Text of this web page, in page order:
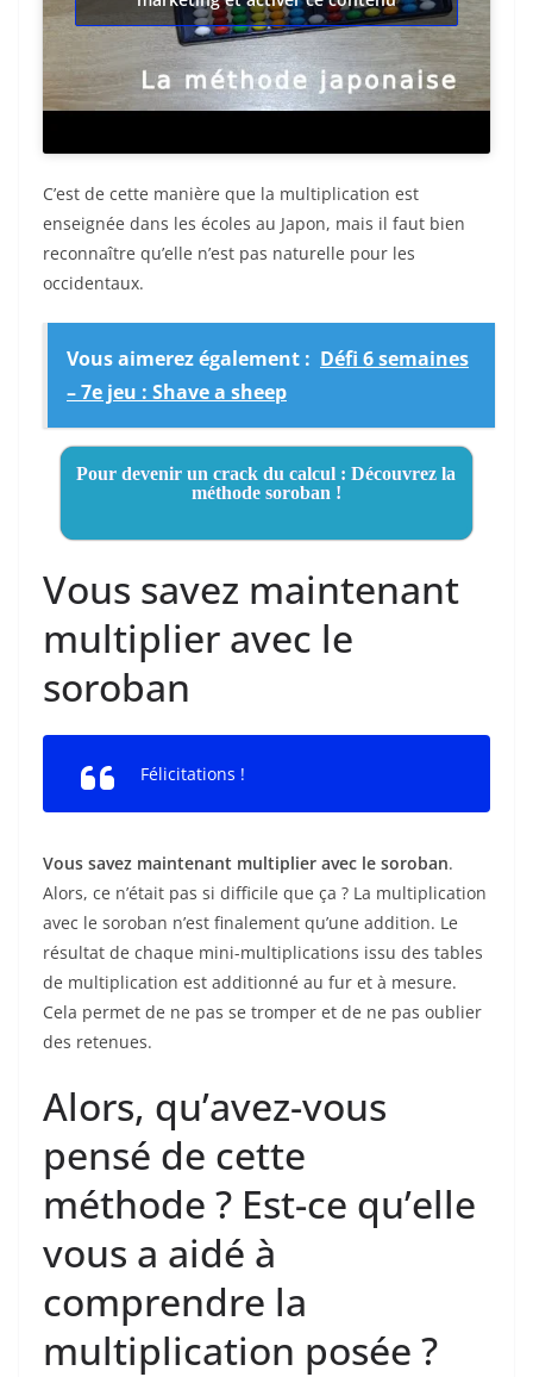
C’est de cette manière que la multiplication est
enseignée dans les écoles au Japon, mais il faut bien
reconnaître qu’elle n’est pas naturelle pour les
occidentaux.
Vous aimerez également : Défi 6 semaines
– 7e jeu : Shave a sheep
Pour devenir un crack du calcul : Découvrez la
méthode soroban !
Vous savez maintenant
multiplier avec le
soroban
Félicitations !
Vous savez maintenant multiplier avec le soroban.
Alors, ce n’était pas si difficile que ça ? La multiplication
avec le soroban n’est finalement qu’une addition. Le
résultat de chaque mini-multiplications issu des tables
de multiplication est additionné au fur et à mesure.
Cela permet de ne pas se tromper et de ne pas oublier
des retenues.
Alors, qu’avez-vous
pensé de cette
méthode ? Est-ce qu’elle
vous a aidé à
comprendre la
multiplication posée ?